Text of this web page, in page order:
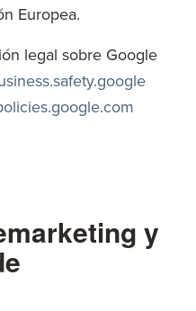
Europea.
legal sobre Google
y